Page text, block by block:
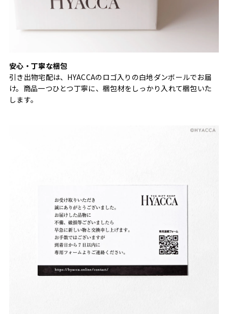
安心・丁寧な梱包
引き出物宅配は、HYACCAのロゴ入りの白地ダンボールでお届
け。商品一つひとつ丁寧に、梱包材をしっかり入れて梱包いた
します。